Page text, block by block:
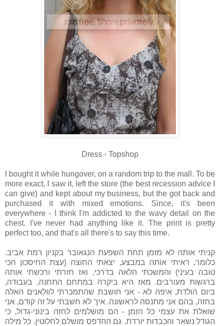
Dress - Topshop
I bought it while hungover, on a random trip to the mall. To be
more exact, I saw it, left the store (the best recession advice I
can give) and kept about my business, but the got back and
purchased it with mixed emotions. Since, it's been
everywhere - I think I'm addicted to the wavy detail on the
chest. I've never had anything like it. The print is pretty
perfect too, and that's all there's to say this time.
קניתי אותה לא מזמן תחת השפעת הנגאובר בקניון רמת אביב.
כלומר, ראיתי אותה במבצע, יצאתי החוצה (עצת החיסכון הכי
טובה בעיני) והמשכתי הלאה בדרכי, ואז חזרתי ורכשתי אותה
ברגשות מעורבים. מאז היא ביקרה במתחם התחנה, בעבודה,
ביום הולדת, איפה לא - אני חושבת שהתמכרתי לוולאנים האלה
בחזה, בהם אני מתנסה לראשונה. איך לא חשבתי על זה קודם, אני
שואלת את עצמי כל הזמן - הם מושלמים לחזה בינוני-גדול, כי
הגודל נשאר והכבדות יורדת. גם ההדפס מושלם לחלוטין. כל מילה